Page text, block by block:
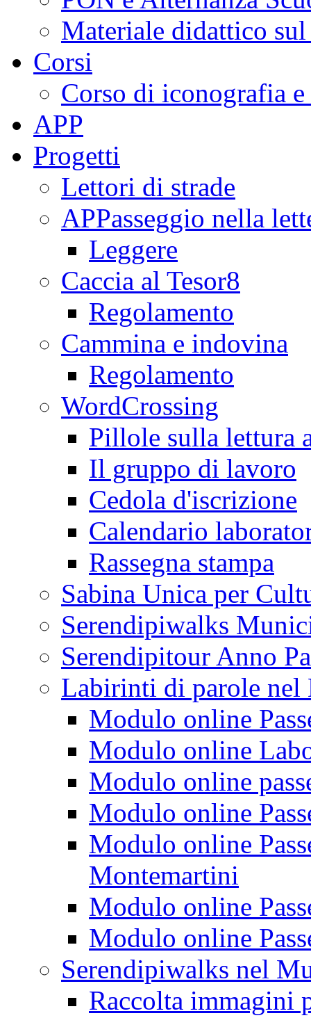
Materiale didattico
Corsi
Corso di iconografia
APP
Progetti
Lettori di strade
APPasseggio nella
Leggere
Caccia al Tesor8
Regolamento
Cammina e indovina
Regolamento
WordCrossing
Pillole sulla lettura
Il gruppo di lavoro
Cedola d'iscrizione
Calendario
Rassegna stampa
Sabina Unica per
Serendipiwalks
Serendipitour Anno
Labirinti di parole
Modulo online
Modulo online
Modulo online
Modulo online
Modulo online
Montemartini
Modulo online
Modulo online
Serendipiwalks nel
Raccolta immagini